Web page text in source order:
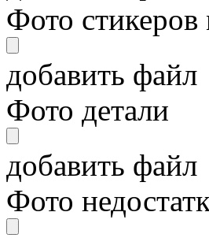
Фото стикеров
добавить файл
Фото детали
добавить файл
Фото